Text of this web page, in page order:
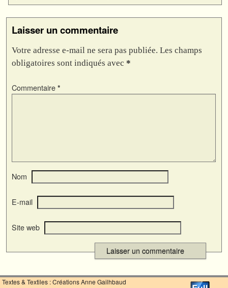
Laisser un commentaire
Votre adresse e-mail ne sera pas publiée. Les champs
obligatoires sont indiqués avec *
Commentaire *
Nom
E-mail
Site web
Textes & Textiles : Créations Anne Gailhbaud